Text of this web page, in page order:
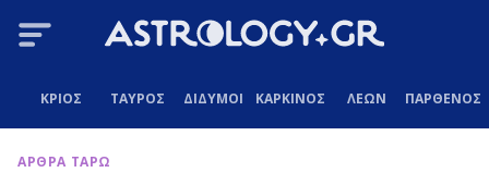
ΚΡΙΟΣ ΤΑΥΡΟΣ ΔΙΔΥΜΟΙ ΚΑΡΚΙΝΟΣ ΛΕΩΝ ΠΑΡΘΕΝΟΣ
ΑΡΘΡΑ ΤΑΡΩ